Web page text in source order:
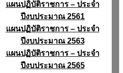
แผนปฏิบัติราชการ – ประจำ
ปีงบประมาณ 2561
แผนปฏิบัติราชการ – ประจำ
ปีงบประมาณ 2563
แผนปฏิบัติราชการ – ประจำ
ปีงบประมาณ 2565